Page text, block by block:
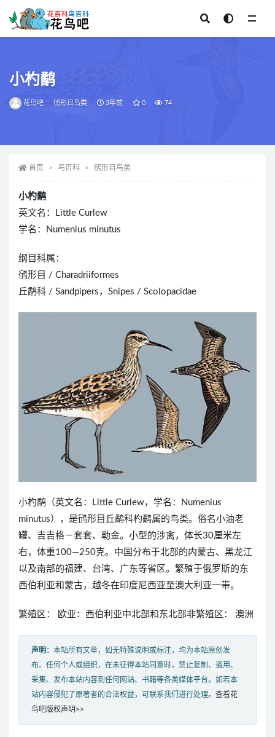
小杓鹬
花鸟吧 鸻形目鸟类 3年前 0 74
首页 鸟百科 鸻形目鸟类
小杓鹬
英文名：Little Curlew
学名：Numenius minutus
纲目科属：
鸻形目 / Charadriiformes
丘鹬科 / Sandpipers，Snipes / Scolopacidae
小杓鹬（英文名：Little Curlew，学名：Numenius
minutus），是鸻形目丘鹬科杓鹬属的鸟类。俗名小油老
罐、吉吉格－套套、勒金。小型的涉禽，体长30厘米左
右，体重100—250克。中国分布于北部的内蒙古、黑龙江
以及南部的福建、台湾、广东等省区。繁殖于俄罗斯的东
西伯利亚和蒙古，越冬在印度尼西亚至澳大利亚一带。
繁殖区： 欧亚：西伯利亚中北部和东北部非繁殖区： 澳洲
声明： 本站所有文章，如无特殊说明或标注，均为本站原创发
布。任何个人或组织，在未征得本站同意时，禁止复制、盗用、
采集、发布本站内容到任何网站、书籍等各类媒体平台。如若本
站内容侵犯了原著者的合法权益，可联系我们进行处理。 查看花
鸟吧版权声明>>